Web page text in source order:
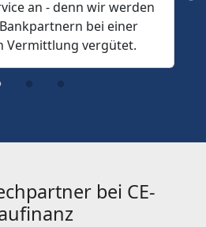
an - denn wir werden
bei einer
Vermittlung vergütet.
bei CE-